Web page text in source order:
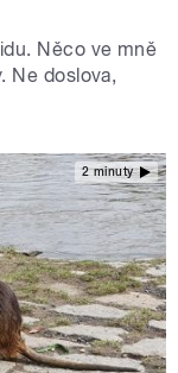
Něco ve mně
Ne doslova,
2 minuty